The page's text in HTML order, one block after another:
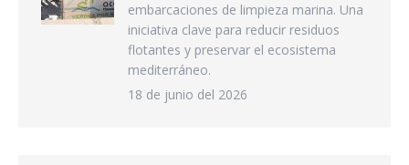
embarcaciones de limpieza marina. Una
iniciativa clave para reducir residuos
flotantes y preservar el ecosistema
mediterráneo.
18 de junio del 2026